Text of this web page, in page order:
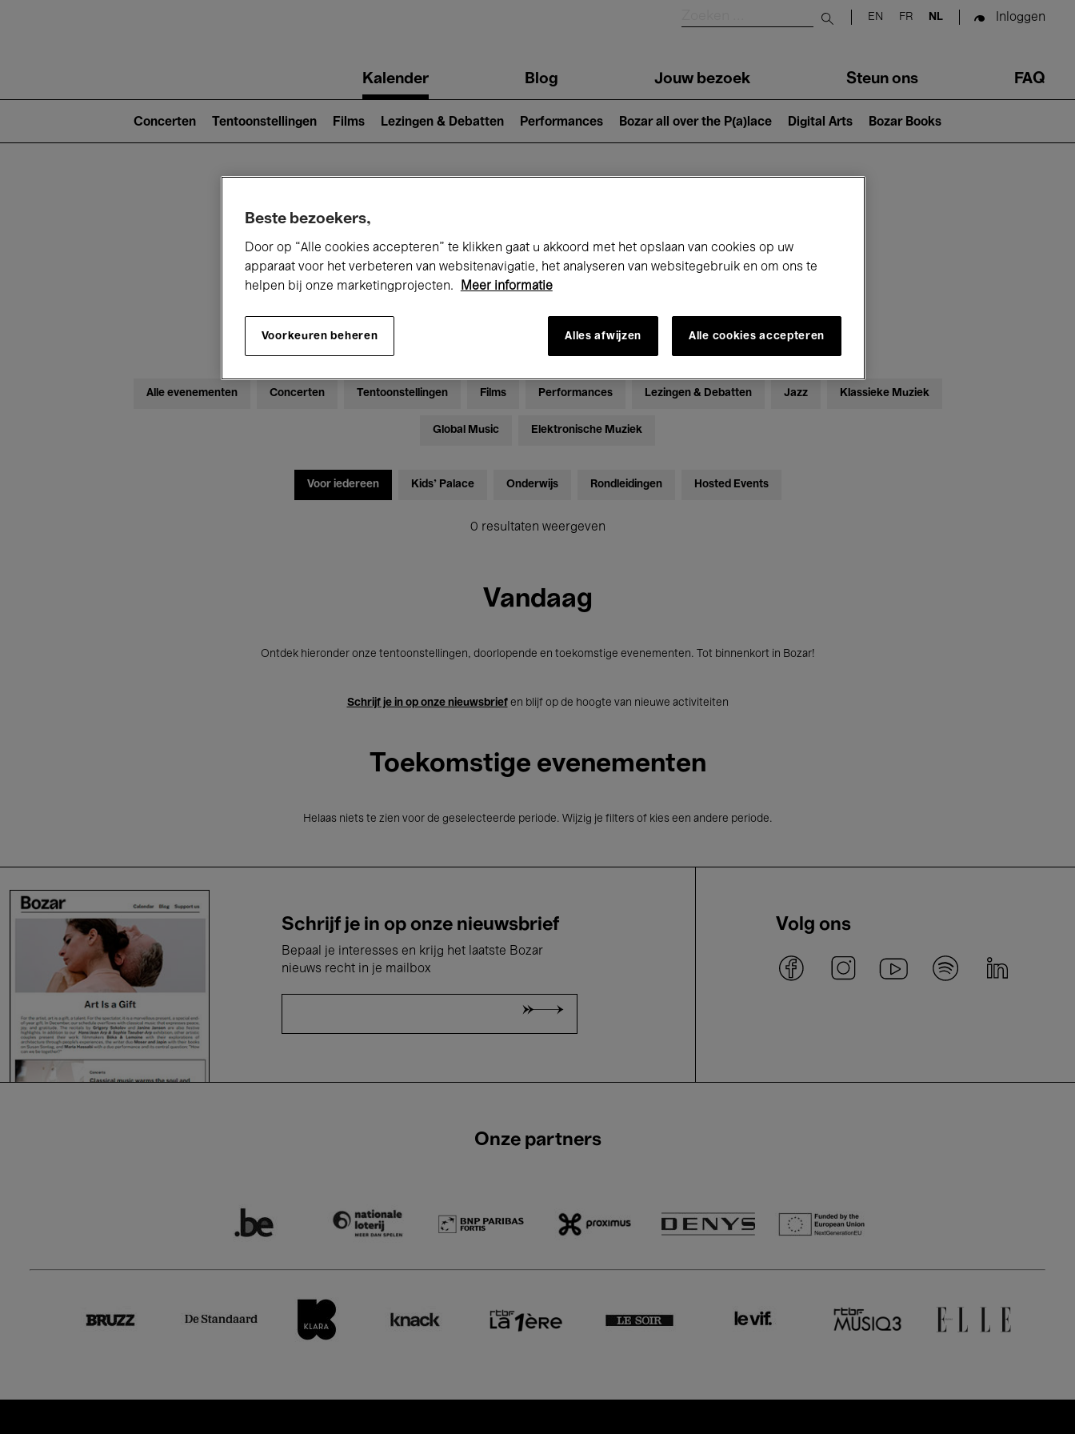
Submit search
EN FR NL Inloggen
navigationKalender Blog Jouw bezoek Steun ons FAQ
2)
Concerten Tentoonstellingen Films Lezingen & Debatten Performances Bozar all over the P(a)lace Digital Arts Bozar Books
Vandaag Komende 7 dagen
Vrijdag 07 - Zaterdag 15 Augustus 2026
Alle evenementen Concerten Tentoonstellingen Films Performances Lezingen & Debatten Jazz Klassieke Muziek
Global Music Elektronische Muziek
Voor iedereen Kids’ Palace Onderwijs Rondleidingen Hosted Events
0 resultaten weergeven
Vandaag
Ontdek hieronder onze tentoonstellingen, doorlopende en toekomstige evenementen. Tot binnenkort in Bozar!
Schrijf je in op onze nieuwsbriefen blijf op de hoogte van nieuwe activiteiten
Toekomstige evenementen
Helaas niets te zien voor de geselecteerde periode. Wijzig je filters of kies een andere periode.
Schrijf je in op onze nieuwsbrief
Bepaal je interesses en krijg het laatste Bozar
nieuws recht in je mailbox
Volg ons
Onze partners
Beste bezoekers,
Door op “Alle cookies accepteren” te klikken gaat u akkoord met het opslaan van cookies op uw
apparaat voor het verbeteren van websitenavigatie, het analyseren van websitegebruik en om ons te
helpen bij onze marketingprojecten.
Meer informatie
Voorkeuren beheren Alles afwijzen Alle cookies accepteren